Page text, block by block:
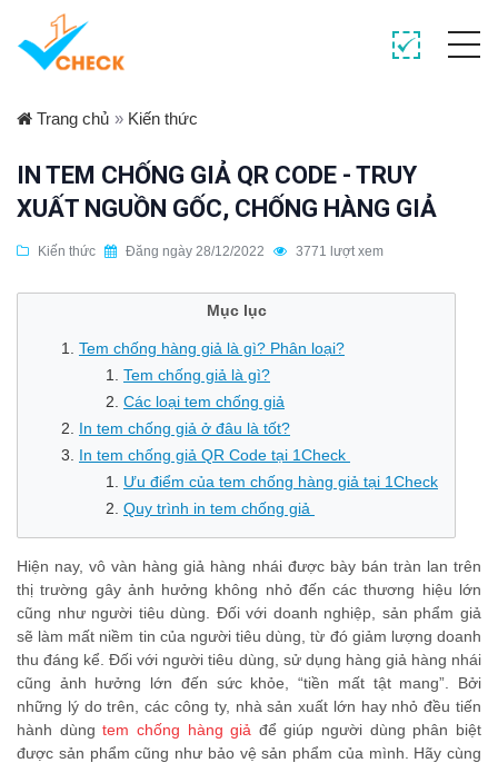
Trang chủ » Kiến thức
IN TEM CHỐNG GIẢ QR CODE - TRUY
XUẤT NGUỒN GỐC, CHỐNG HÀNG GIẢ
Kiến thức Đăng ngày 28/12/2022 3771 lượt xem
Mục lục
Tem chống hàng giả là gì? Phân loại?
Tem chống giả là gì?
Các loại tem chống giả
In tem chống giả ở đâu là tốt?
In tem chống giả QR Code tại 1Check
Ưu điểm của tem chống hàng giả tại 1Check
Quy trình in tem chống giả
Hiện nay, vô vàn hàng giả hàng nhái được bày bán tràn lan trên
thị trường gây ảnh hưởng không nhỏ đến các thương hiệu lớn
cũng như người tiêu dùng. Đối với doanh nghiệp, sản phẩm giả
sẽ làm mất niềm tin của người tiêu dùng, từ đó giảm lượng doanh
thu đáng kể. Đối với người tiêu dùng, sử dụng hàng giả hàng nhái
cũng ảnh hưởng lớn đến sức khỏe, “tiền mất tật mang”. Bởi
những lý do trên, các công ty, nhà sản xuất lớn hay nhỏ đều tiến
hành dùngtem chống hàng giả để giúp người dùng phân biệt
được sản phẩm cũng như bảo vệ sản phẩm của mình. Hãy cùng